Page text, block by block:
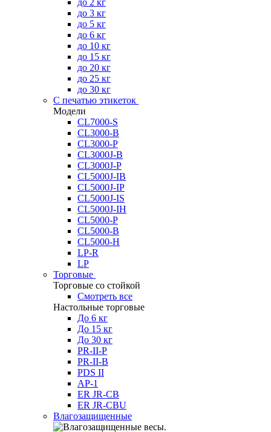
до 2 кг
до 3 кг
до 5 кг
до 6 кг
до 10 кг
до 15 кг
до 20 кг
до 25 кг
до 30 кг
С печатью этикеток
Модели
CL7000-S
CL3000-B
CL3000-P
CL3000J-B
CL3000J-P
CL5000J-IB
CL5000J-IP
CL5000J-IS
CL5000J-IH
CL5000-P
CL5000-B
CL5000-H
LP-R
LP
Торговые
Торговые со стойкой
Смотреть все
Настольные торговые
До 6 кг
До 15 кг
До 30 кг
PR-II-P
PR-II-B
PDS II
AP-1
ER JR-CB
ER JR-CBU
Влагозащищенные